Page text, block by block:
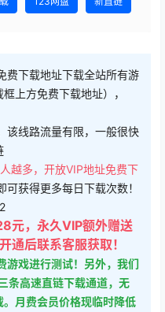
费下载地址下载全站所有游
上方免费下载地址），
线路流量有限，一般很快
人越多，开放VIP地址免费下
获得更多每日下载次数！
元，永久VIP额外赠送
通后联系客服获取！
游戏进行测试！另外，我们
条高速直链下载通道，无
月费会员价格现临时降低